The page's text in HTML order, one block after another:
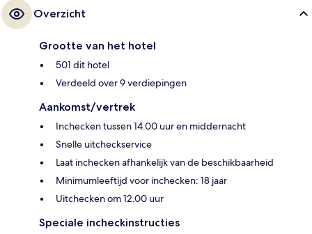
Overzicht
Grootte van het hotel
501 dit hotel
Verdeeld over 9 verdiepingen
Aankomst/vertrek
Inchecken tussen 14.00 uur en middernacht
Snelle uitcheckservice
Laat inchecken afhankelijk van de beschikbaarheid
Minimumleeftijd voor inchecken: 18 jaar
Uitchecken om 12.00 uur
Speciale incheckinstructies